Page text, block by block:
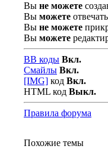
Вы не можете
Вы можете
Вы не можете
Вы можете
BB коды Вкл.
Смайлы Вкл.
[IMG] код Вкл.
HTML код Выкл.
Правила форума
Похожие темы